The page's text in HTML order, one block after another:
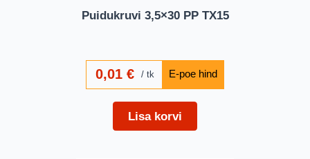
Puidukruvi 3,5×30 PP TX15
0,01€ tk
Lisa korvi